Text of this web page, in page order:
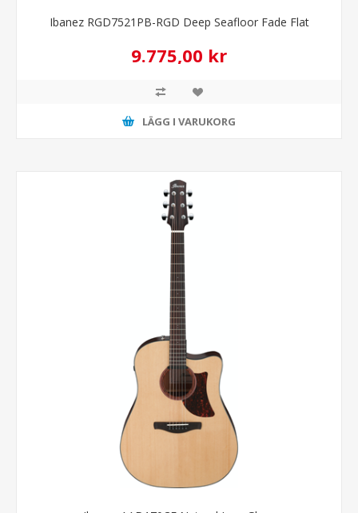
Ibanez RGD7521PB-RGD Deep Seafloor Fade Flat
9.775,00 kr
LÄGG I VARUKORG